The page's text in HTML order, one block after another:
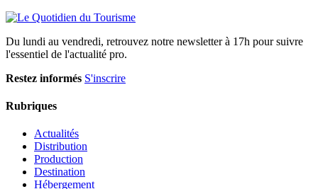
Du lundi au vendredi, retrouvez notre newsletter à 17h pour suivre
l'essentiel de l'actualité pro.
Restez informés S'inscrire
Rubriques
Actualités
Distribution
Production
Destination
Hébergement